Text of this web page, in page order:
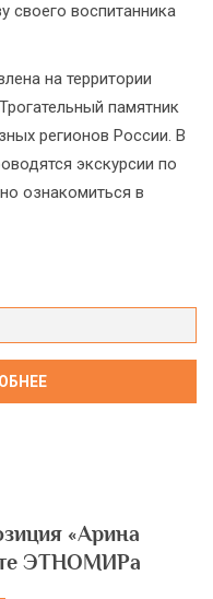
своего воспитанника
на территории
памятник
регионов России. В
экскурсии по
ознакомиться в
«Арина
ЭТНОМИРа